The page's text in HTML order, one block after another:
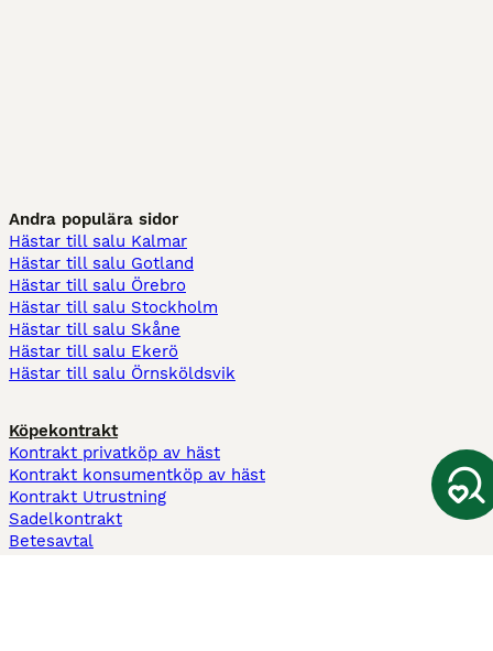
Andra populära sidor
Hästar till salu Kalmar
Hästar till salu Gotland
Hästar till salu Örebro
Hästar till salu Stockholm
Hästar till salu Skåne
Hästar till salu Ekerö
Hästar till salu Örnsköldsvik
Köpekontrakt
Kontrakt privatköp av häst
Kontrakt konsumentköp av häst
Kontrakt Utrustning
Sadelkontrakt
Betesavtal